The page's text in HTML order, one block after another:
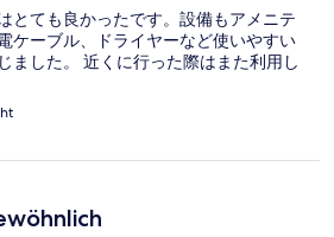
とても良かったです。設備もアメニテ
ケーブル、ドライヤーなど使いやすい
ました。 近くに行った際はまた利用し